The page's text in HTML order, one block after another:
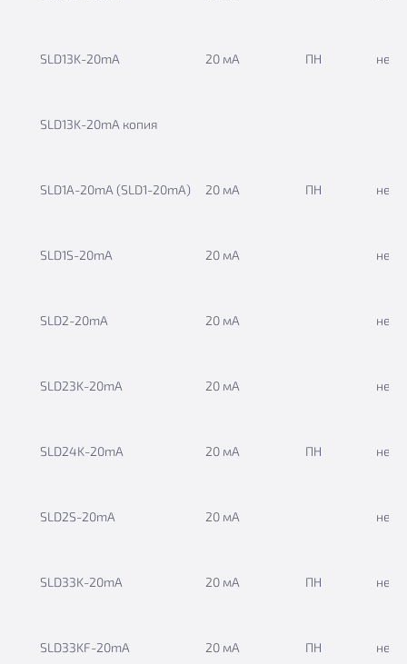
SLD13K-20mА 20 мА ПН нет
SLD13K-20mА копия
SLD1A-20mА (SLD1-20mA) 20 мА ПН нет
SLD1S-20mA 20 мА нет
SLD2-20mА 20 мА нет
SLD23K-20mА 20 мА нет
SLD24K-20mА 20 мА ПН нет
SLD2S-20mA 20 мА нет
SLD33K-20mА 20 мА ПН нет
SLD33KF-20mА 20 мА ПН нет